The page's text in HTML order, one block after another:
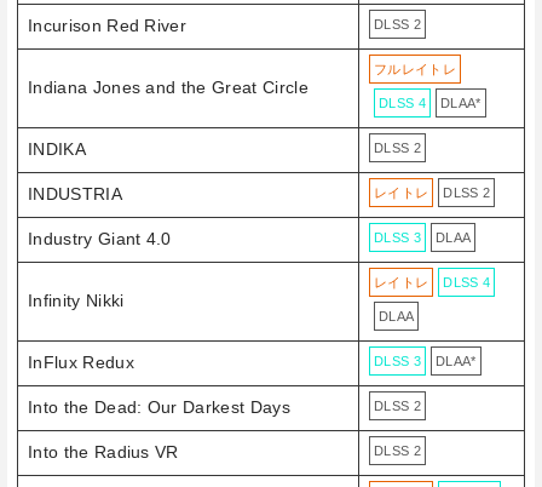
Incurison Red River DLSS 2
Indiana Jones and the Great Circle
フルレイトレ
DLSS 4 DLAA*
INDIKA DLSS 2
INDUSTRIA レイトレ DLSS 2
Industry Giant 4.0 DLSS 3 DLAA
Infinity Nikki
レイトレ DLSS 4
DLAA
InFlux Redux DLSS 3 DLAA*
Into the Dead: Our Darkest Days DLSS 2
Into the Radius VR DLSS 2